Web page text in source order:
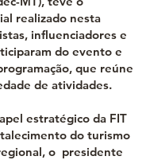
realizado nesta
influenciadores e
do evento e
que reúne
de atividades.
estratégico da FIT
do turismo
o presidente